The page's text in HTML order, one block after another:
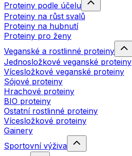
Proteiny podle účelu
Proteiny na růst svalů
Proteiny na hubnutí
Proteiny pro ženy
Veganské a rostlinné proteiny
Jednosložkové veganské proteiny
Vícesložkové veganské proteiny
Sójové proteiny
Hrachové proteiny
BIO proteiny
Ostatní rostlinné proteiny
Vícesložkové proteiny
Gainery
Sportovní výživa